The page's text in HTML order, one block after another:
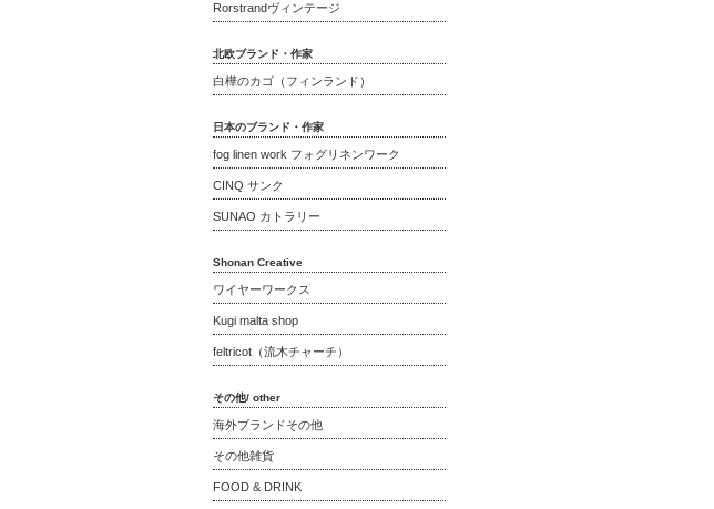
Rorstrandヴィンテージ
北欧ブランド・作家
白樺のカゴ（フィンランド）
日本のブランド・作家
fog linen work フォグリネンワーク
CINQ サンク
SUNAO カトラリー
Shonan Creative
ワイヤーワークス
Kugi malta shop
feltricot（流木チャーチ）
その他/ other
海外ブランドその他
その他雑貨
FOOD & DRINK